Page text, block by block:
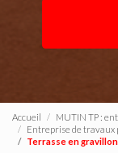
Accueil
MUTIN TP :
Entreprise de travaux
Terrasse en